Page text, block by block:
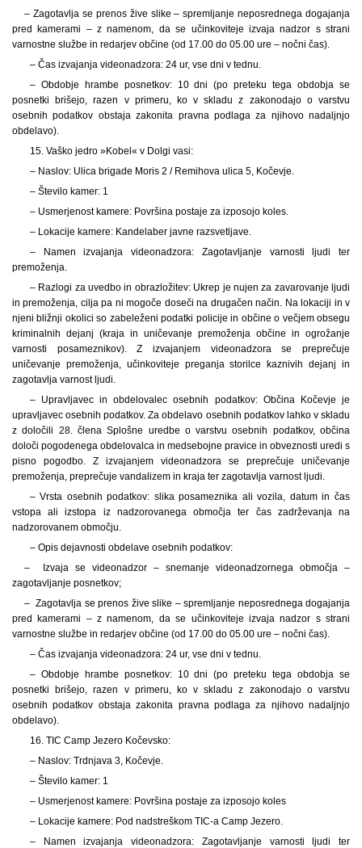
– Zagotavlja se prenos žive slike – spremljanje neposrednega dogajanja
pred kamerami – z namenom, da se učinkoviteje izvaja nadzor s strani
varnostne službe in redarjev občine (od 17.00 do 05.00 ure – nočni čas).
– Čas izvajanja videonadzora: 24 ur, vse dni v tednu.
– Obdobje hrambe posnetkov: 10 dni (po preteku tega obdobja se
posnetki brišejo, razen v primeru, ko v skladu z zakonodajo o varstvu
osebnih podatkov obstaja zakonita pravna podlaga za njihovo nadaljnjo
obdelavo).
15. Vaško jedro »Kobel« v Dolgi vasi:
– Naslov: Ulica brigade Moris 2 / Remihova ulica 5, Kočevje.
– Število kamer: 1
– Usmerjenost kamere: Površina postaje za izposojo koles.
– Lokacije kamere: Kandelaber javne razsvetljave.
– Namen izvajanja videonadzora: Zagotavljanje varnosti ljudi ter
premoženja.
– Razlogi za uvedbo in obrazložitev: Ukrep je nujen za zavarovanje ljudi
in premoženja, cilja pa ni mogoče doseči na drugačen način. Na lokaciji in v
njeni bližnji okolici so zabeleženi podatki policije in občine o večjem obsegu
kriminalnih dejanj (kraja in uničevanje premoženja občine in ogrožanje
varnosti posameznikov). Z izvajanjem videonadzora se preprečuje
uničevanje premoženja, učinkoviteje preganja storilce kaznivih dejanj in
zagotavlja varnost ljudi.
– Upravljavec in obdelovalec osebnih podatkov: Občina Kočevje je
upravljavec osebnih podatkov. Za obdelavo osebnih podatkov lahko v skladu
z določili 28. člena Splošne uredbe o varstvu osebnih podatkov, občina
določi pogodenega obdelovalca in medsebojne pravice in obveznosti uredi s
pisno pogodbo. Z izvajanjem videonadzora se preprečuje uničevanje
premoženja, preprečuje vandalizem in kraja ter zagotavlja varnost ljudi.
– Vrsta osebnih podatkov: slika posameznika ali vozila, datum in čas
vstopa ali izstopa iz nadzorovanega območja ter čas zadrževanja na
nadzorovanem območju.
– Opis dejavnosti obdelave osebnih podatkov:
– Izvaja se videonadzor – snemanje videonadzornega območja –
zagotavljanje posnetkov;
– Zagotavlja se prenos žive slike – spremljanje neposrednega dogajanja
pred kamerami – z namenom, da se učinkoviteje izvaja nadzor s strani
varnostne službe in redarjev občine (od 17.00 do 05.00 ure – nočni čas).
– Čas izvajanja videonadzora: 24 ur, vse dni v tednu.
– Obdobje hrambe posnetkov: 10 dni (po preteku tega obdobja se
posnetki brišejo, razen v primeru, ko v skladu z zakonodajo o varstvu
osebnih podatkov obstaja zakonita pravna podlaga za njihovo nadaljnjo
obdelavo).
16. TIC Camp Jezero Kočevsko:
– Naslov: Trdnjava 3, Kočevje.
– Število kamer: 1
– Usmerjenost kamere: Površina postaje za izposojo koles
– Lokacije kamere: Pod nadstreškom TIC-a Camp Jezero.
– Namen izvajanja videonadzora: Zagotavljanje varnosti ljudi ter